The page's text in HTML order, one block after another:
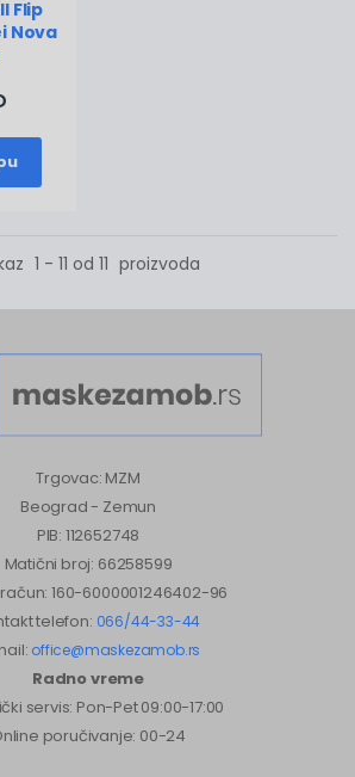
Flip
Nova
1 - 11 od 11 proizvoda
Trgovac: MZM
Beograd - Zemun
PIB: 112652748
Matični broj: 66258599
160-6000001246402-96
telefon: 066/44-33-44
office@maskezamob.rs
Radno vreme
servis: Pon-Pet 09:00-17:00
poručivanje: 00-24